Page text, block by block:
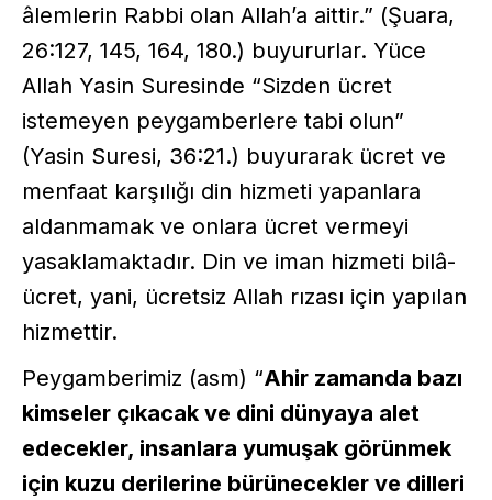
âlemlerin Rabbi olan Allah’a aittir.” (Şuara,
26:127, 145, 164, 180.) buyururlar. Yüce
Allah Yasin Suresinde “Sizden ücret
istemeyen peygamberlere tabi olun”
(Yasin Suresi, 36:21.) buyurarak ücret ve
menfaat karşılığı din hizmeti yapanlara
aldanmamak ve onlara ücret vermeyi
yasaklamaktadır. Din ve iman hizmeti bilâ-
ücret, yani, ücretsiz Allah rızası için yapılan
hizmettir.
Peygamberimiz (asm) “Ahir zamanda bazı
kimseler çıkacak ve dini dünyaya alet
edecekler, insanlara yumuşak görünmek
için kuzu derilerine bürünecekler ve dilleri